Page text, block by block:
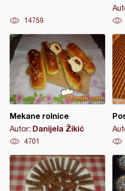
14759
Mekane rolnice
Autor: Danijela Žikić
4701